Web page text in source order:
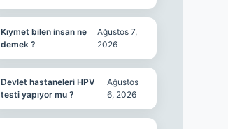
Kıymet bilen insan ne
demek ?
Ağustos 7,
2026
Devlet hastaneleri HPV
testi yapıyor mu ?
Ağustos
6, 2026